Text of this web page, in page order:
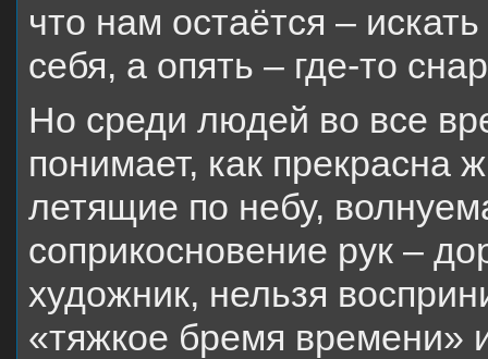
что нам остаётся –
себя, а опять – где-то
Но среди людей во все
понимает, как прекрасна
летящие по небу,
соприкосновение рук –
художник, нельзя
«тяжкое бремя времени»